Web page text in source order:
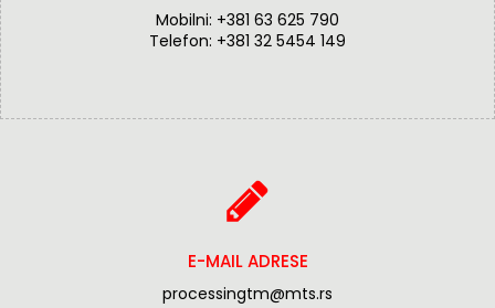
Mobilni: +381 63 625 790
Telefon: +381 32 5454 149
E-MAIL ADRESE
processingtm@mts.rs